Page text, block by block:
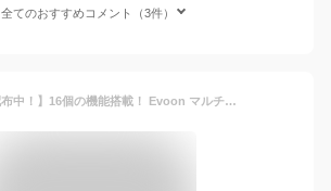
全てのおすすめコメント（3件）
【クーポン配布中！】16個の機能搭載！ Evoon マルチビジネスリュック3.0 大容量 35L 拡張機能 多機能 多収納 防犯 撥水 出張 旅行 通勤 通学 pc パソコン 17.3インチ USB YKK メンズ ビジネス リュック ビジネスリュック バックパック デイパック リュックサック